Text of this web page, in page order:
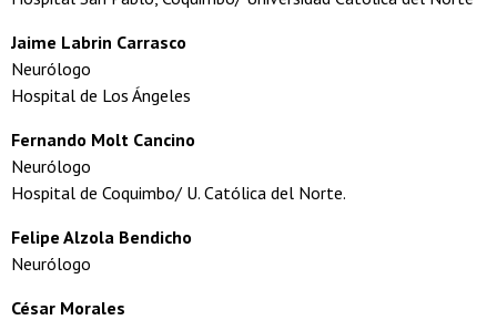
Jaime Labrin Carrasco
Neurólogo
Hospital de Los Ángeles
Fernando Molt Cancino
Neurólogo
Hospital de Coquimbo/ U. Católica del Norte.
Felipe Alzola Bendicho
Neurólogo
César Morales